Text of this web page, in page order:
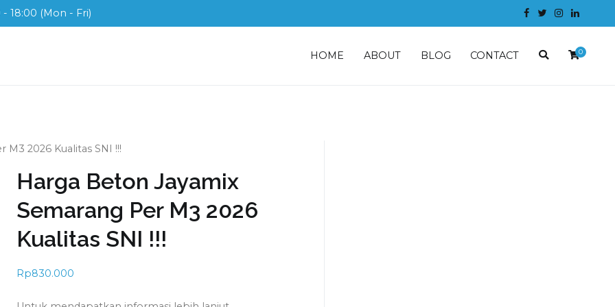
- 18:00 (Mon - Fri)
HOME ABOUT BLOG CONTACT 0
2026 Kualitas SNI !!!
Harga Beton Jayamix
Semarang Per M3 2026
Kualitas SNI !!!
Rp830.000